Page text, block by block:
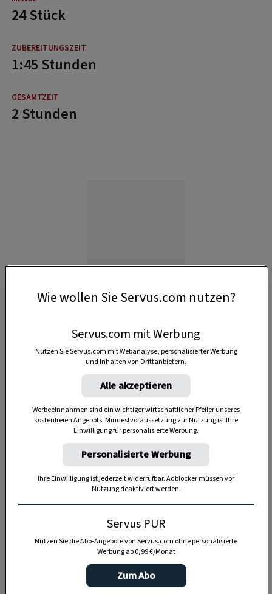
24 Stück
1:45 Stunden
2 Stunden
Anzeige
Wie wollen Sie Servus.com nutzen?
Servus.com mit Werbung
Nutzen Sie Servus.com mit Webanalyse, personalisierter Werbung
und Inhalten von Drittanbietern.
Alle akzeptieren
Werbeeinnahmen sind ein wichtiger wirtschaftlicher Pfeiler unseres
kostenfreien Angebots. Mindestvoraussetzung zur Nutzung ist Ihre
Einwilligung für personalisierte Werbung.
Personalisierte Werbung
Ihre Einwilligung ist jederzeit widerrufbar. Adblocker müssen vor
Nutzung deaktiviert werden.
Servus PUR
Nutzen Sie die Abo-Angebote von Servus.com ohne personalisierte
Werbung ab 0,99 €/Monat
Zum Abo